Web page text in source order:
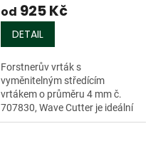
od 925 Kč
DETAIL
Forstnerův vrták s
vyměnitelným středícím
vrtákem o průměru 4 mm č.
707830, Wave Cutter je ideální
při vrtání v...